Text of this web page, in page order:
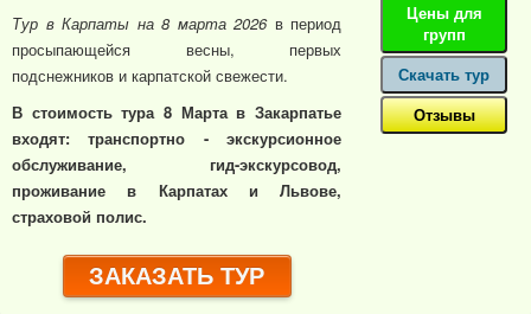
Тур в Карпаты на 8 марта 2026в период
просыпающейся весны, первых
подснежников и карпатской свежести.
В стоимость тура 8 Марта в Закарпатье
входят: транспортно - экскурсионное
обслуживание, гид-экскурсовод,
проживание в Карпатах и Львове,
страховой полис.
ЗАКАЗАТЬ ТУР
Цены для
групп
Скачать тур
Отзывы